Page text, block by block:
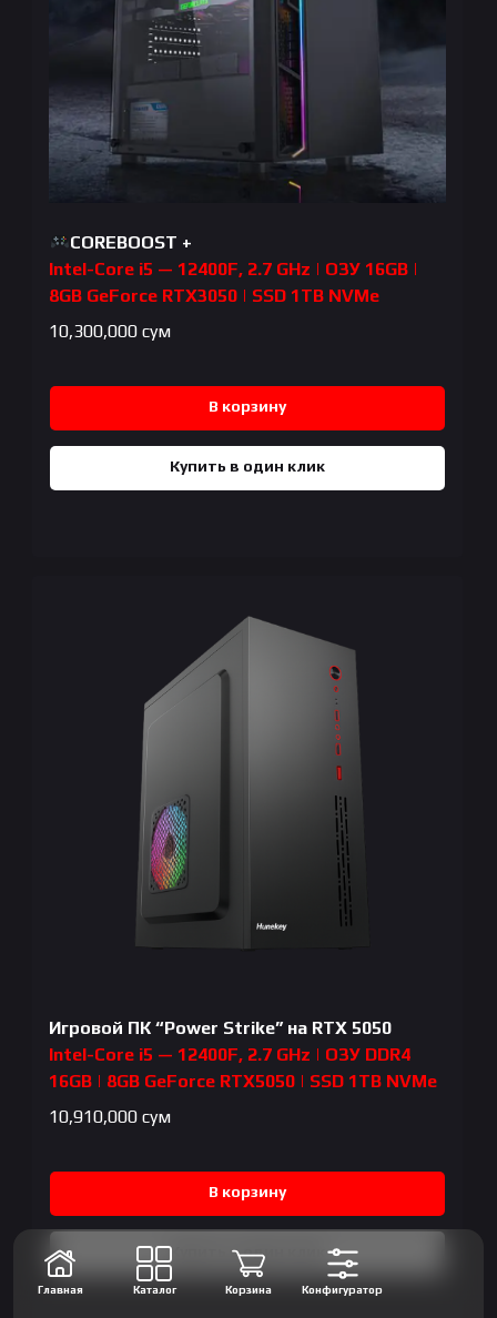
COREBOOST +
Intel-Core i5 — 12400F, 2.7 GHz | ОЗУ 16GB |
8GB GeForce RTX3050 | SSD 1TB NVMe
10,300,000 сум
В корзину
Купить в один клик
Игровой ПК “Power Strike” на RTX 5050
Intel-Core i5 — 12400F, 2.7 GHz | ОЗУ DDR4
16GB | 8GB GeForce RTX5050 | SSD 1TB NVMe
10,910,000 сум
В корзину
Купить в один клик
Главная Каталог Корзина Конфигуратор